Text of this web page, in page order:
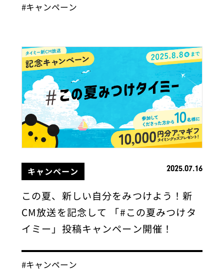
#キャンペーン
キャンペーン 2025.07.16
この夏、新しい自分をみつけよう！新
CM放送を記念して 「#この夏みつけタ
イミー」投稿キャンペーン開催！
#キャンペーン